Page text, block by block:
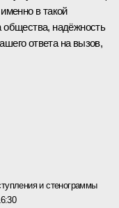
в такой
общества, надёжность
ответа на вызов,
и стенограммы